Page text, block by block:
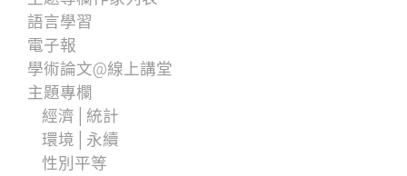
語言學習
電子報
學術論文@線上講堂
主題專欄
經濟│統計
環境│永續
性別平等